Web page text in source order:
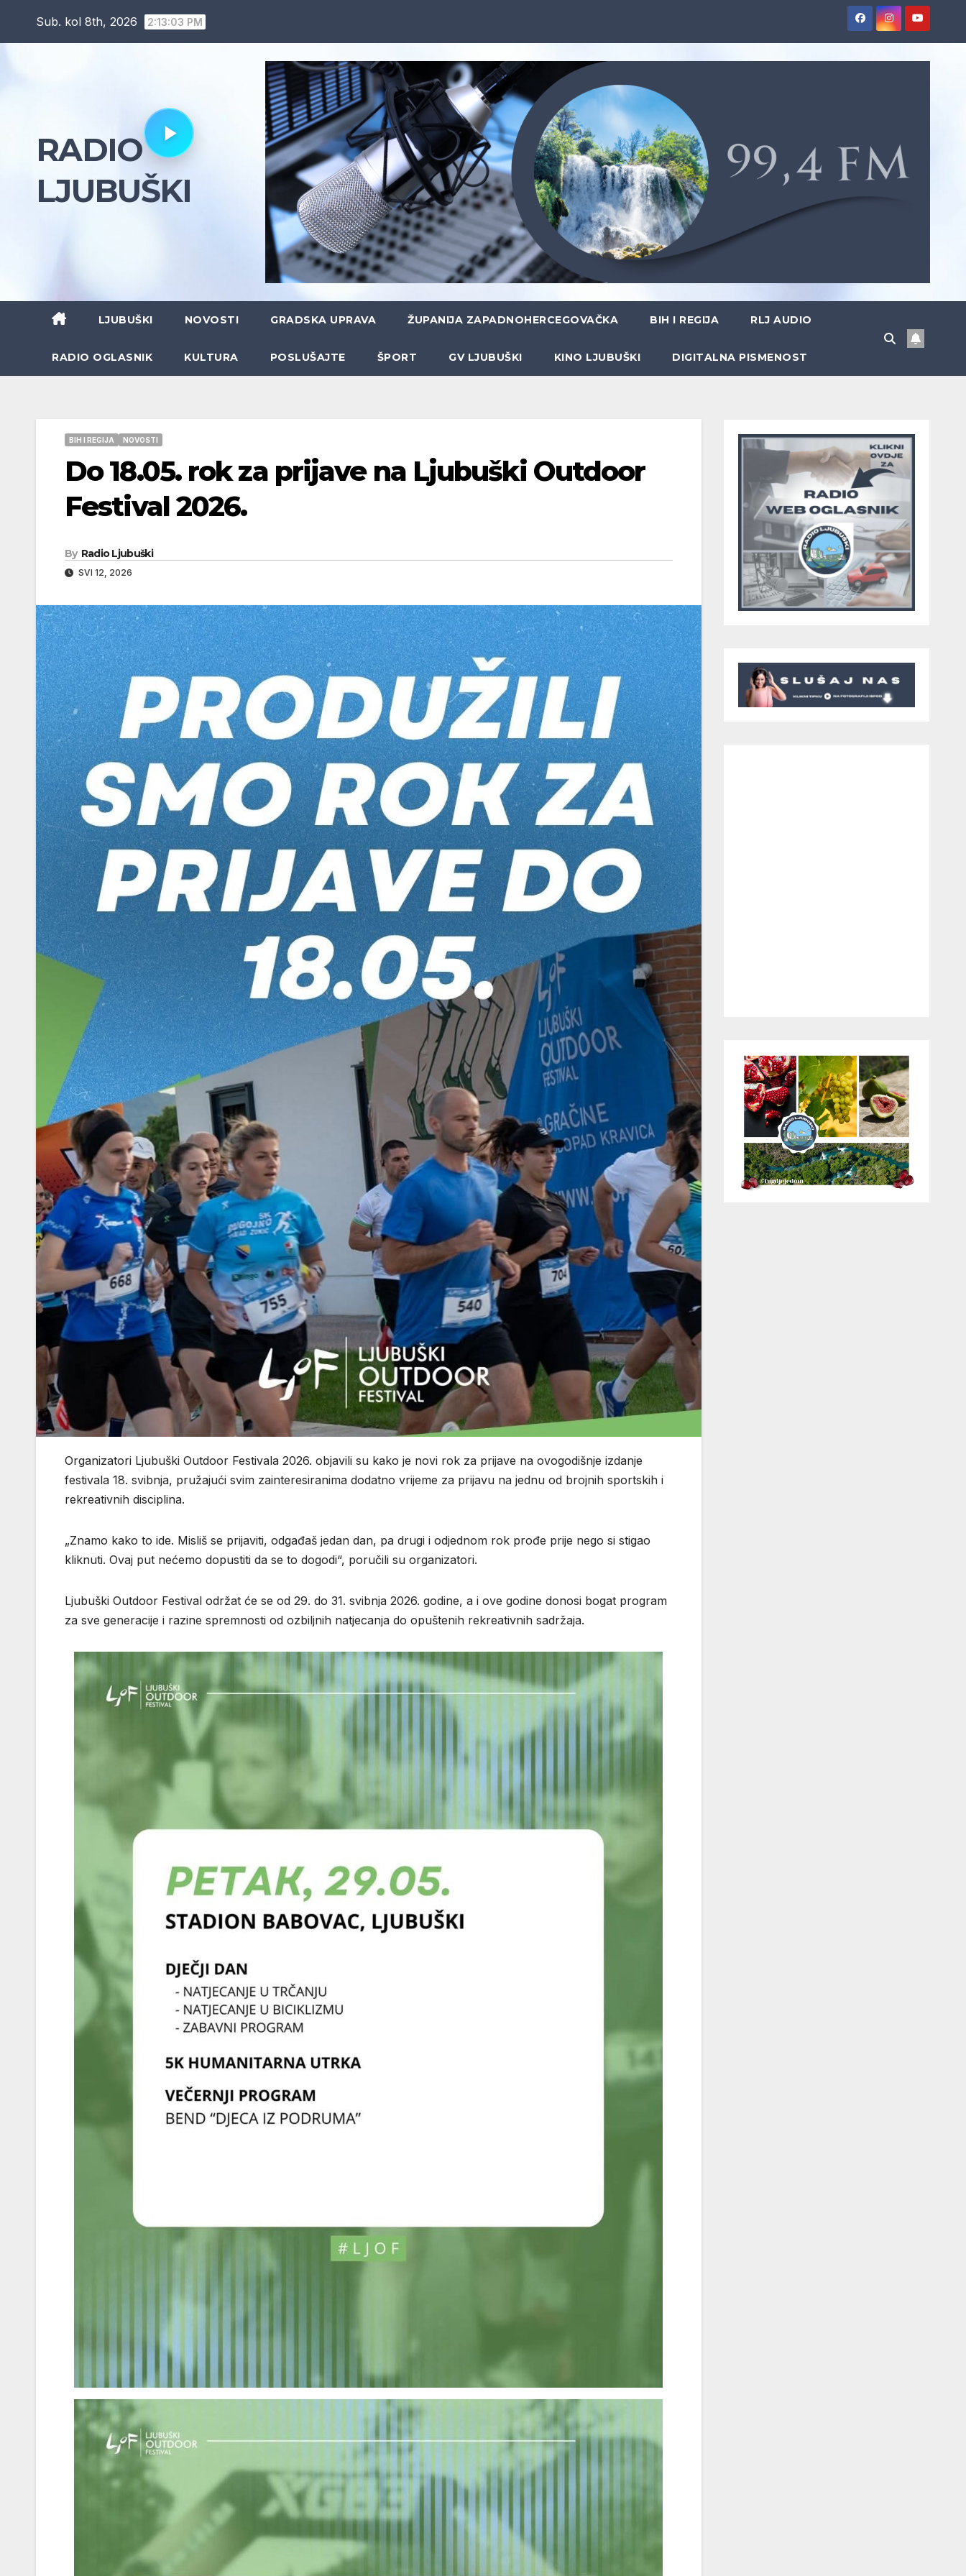
Sub. kol 8th, 2026 2:13:05 PM
RADIO
LJUBUŠKI
LJUBUŠKI NOVOSTI GRADSKA UPRAVA ŽUPANIJA ZAPADNOHERCEGOVAČKA BIH I REGIJA RLJ AUDIO
RADIO OGLASNIK KULTURA POSLUŠAJTE ŠPORT GV LJUBUŠKI KINO LJUBUŠKI DIGITALNA PISMENOST
BIH I REGIJA NOVOSTI
Do 18.05. rok za prijave na Ljubuški Outdoor
Festival 2026.
By Radio Ljubuški
SVI 12, 2026
Organizatori Ljubuški Outdoor Festivala 2026. objavili su kako je novi rok za prijave na ovogodišnje izdanje
festivala 18. svibnja, pružajući svim zainteresiranima dodatno vrijeme za prijavu na jednu od brojnih sportskih i
rekreativnih disciplina.
„Znamo kako to ide. Misliš se prijaviti, odgađaš jedan dan, pa drugi i odjednom rok prođe prije nego si stigao
kliknuti. Ovaj put nećemo dopustiti da se to dogodi“, poručili su organizatori.
Ljubuški Outdoor Festival održat će se od 29. do 31. svibnja 2026. godine, a i ove godine donosi bogat program
za sve generacije i razine spremnosti od ozbiljnih natjecanja do opuštenih rekreativnih sadržaja.